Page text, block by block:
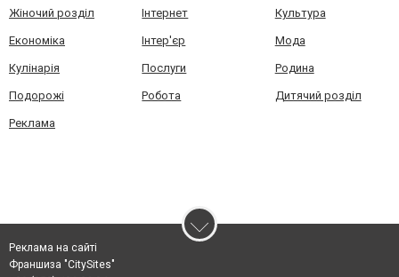
Жіночий розділ Інтернет Культура
Економіка Інтер'єр Мода
Кулінарія Послуги Родина
Подорожі Робота Дитячий розділ
Реклама
Реклама на сайті
Франшиза "CitySites"